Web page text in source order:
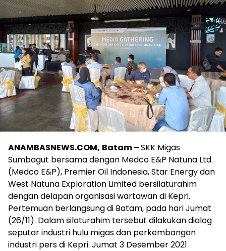
ANAMBASNEWS.COM, Batam–SKK Migas
Sumbagut bersama dengan Medco E&P Natuna Ltd.
(Medco E&P), Premier Oil Indonesia, Star Energy dan
West Natuna Exploration Limited bersilaturahim
dengan delapan organisasi wartawan di Kepri.
Pertemuan berlangsung di Batam, pada hari Jumat
(26/11). Dalam silaturahim tersebut dilakukan dialog
seputar industri hulu migas dan perkembangan
industri pers di Kepri. Jumat 3 Desember 2021